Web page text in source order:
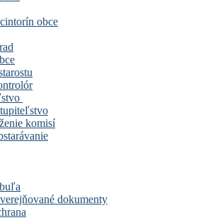
obce
komisí
dokumenty